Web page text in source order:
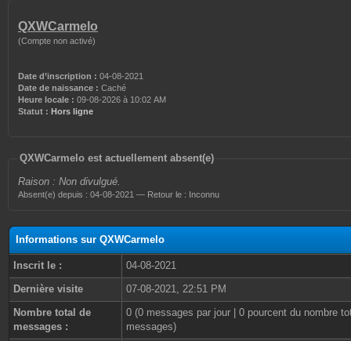
QXWCarmelo
(Compte non activé)
Date d’inscription : 04-08-2021
Date de naissance : Caché
Heure locale : 09-08-2026 à 10:02 AM
Statut : Hors ligne
QXWCarmelo est actuellement absent(e)
Raison : Non divulgué.
Absent(e) depuis : 04-08-2021 — Retour le : Inconnu
Informations sur QXWCarmelo
Inscrit le :
04-08-2021
Dernière visite
07-08-2021, 22:51 PM
Nombre total de
messages :
0 (0 messages par jour | 0 pourcent du nombre
messages)